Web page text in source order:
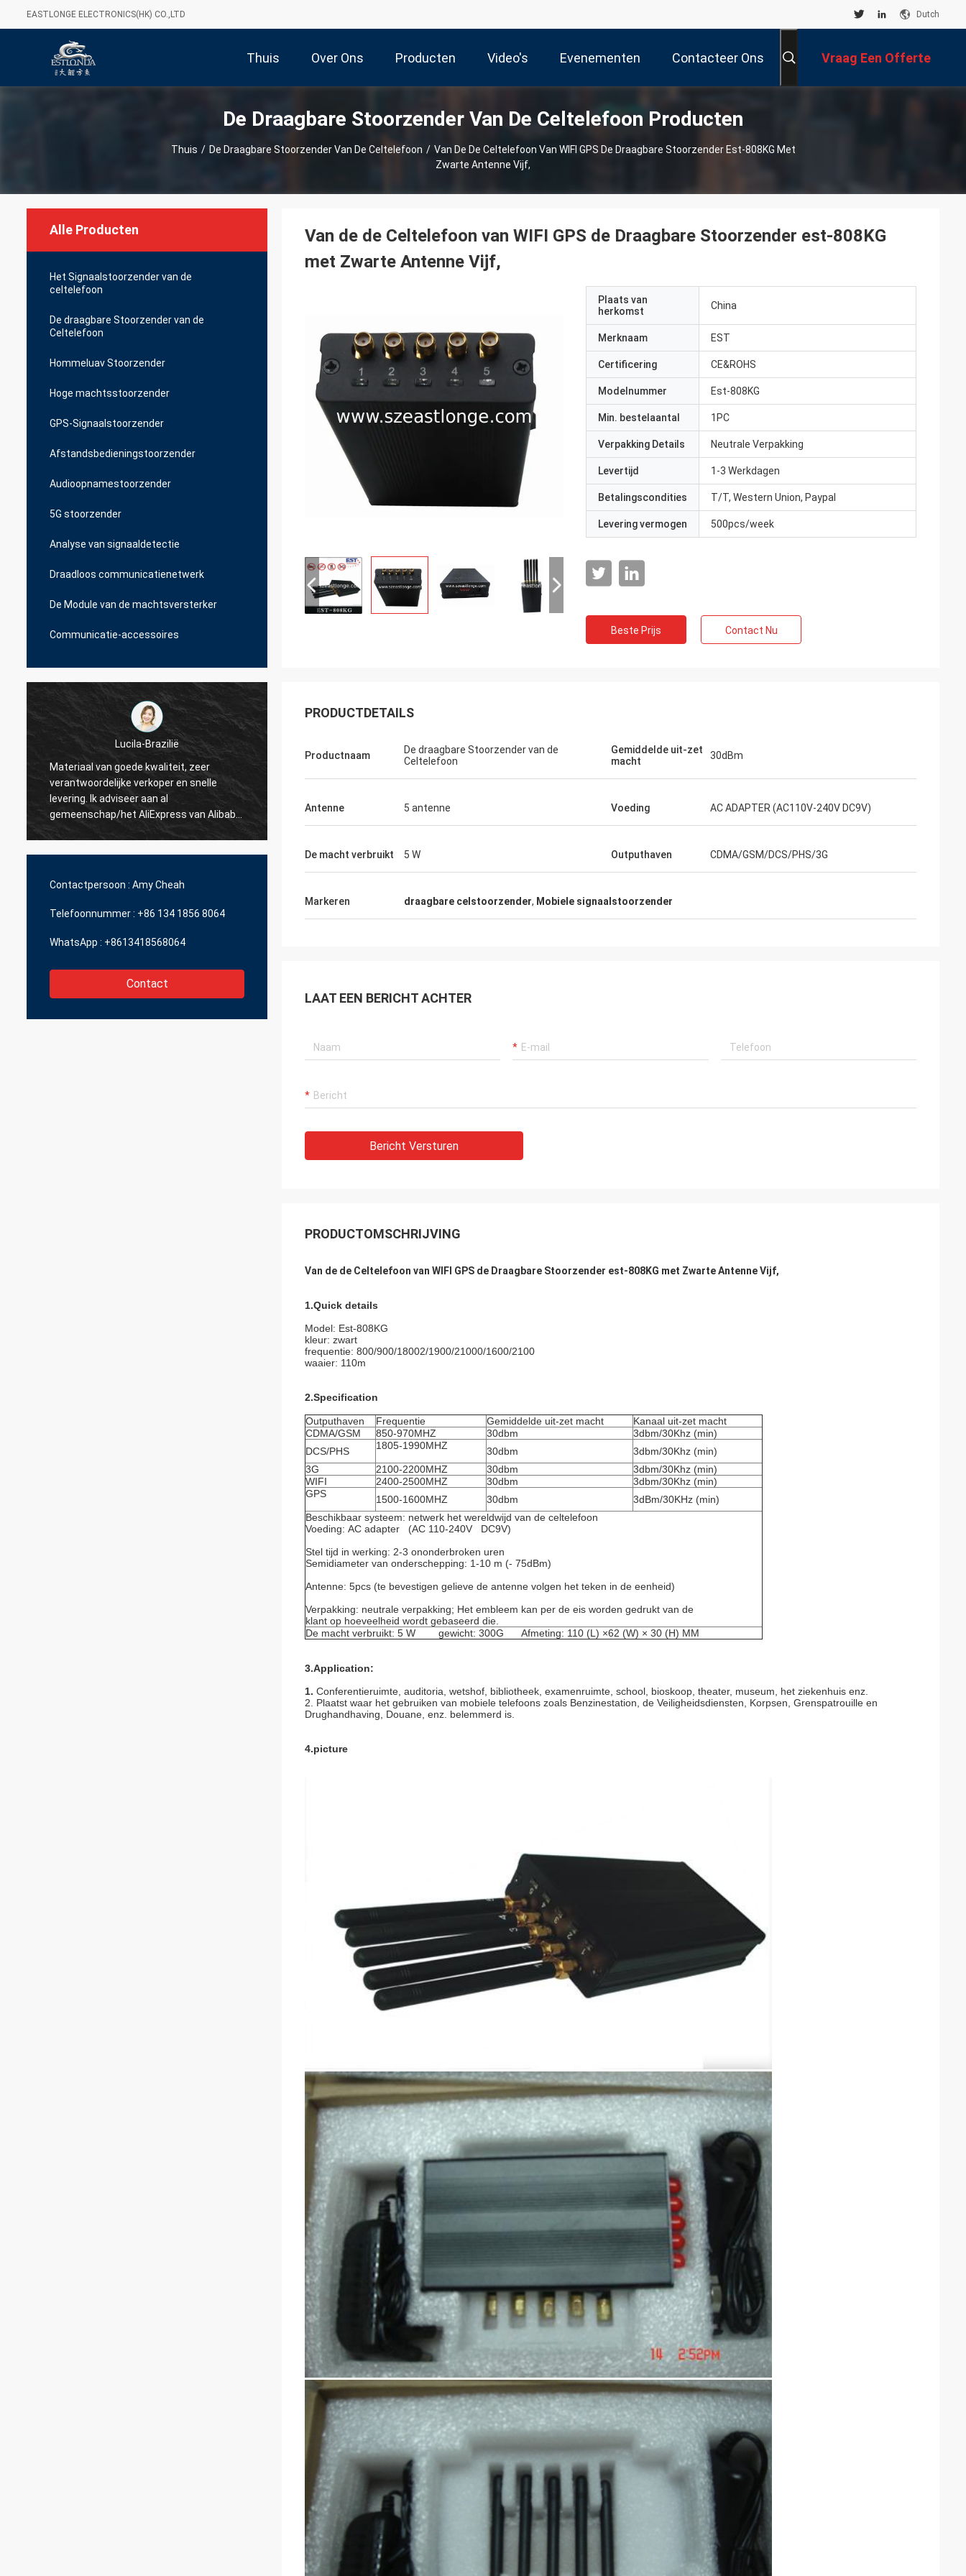
EASTLONGE ELECTRONICS(HK) CO.,LTD Dutch
Thuis Over Ons Producten Video's Evenementen Contacteer Ons Vraag Een Offerte
De Draagbare Stoorzender Van De Celtelefoon Producten
Thuis / De Draagbare Stoorzender Van De Celtelefoon / Van De De Celtelefoon Van WIFI GPS De Draagbare Stoorzender Est-808KG Met
Zwarte Antenne Vijf,
Alle Producten
Het Signaalstoorzender van de
celtelefoon
De draagbare Stoorzender van de
Celtelefoon
Hommeluav Stoorzender
Hoge machtsstoorzender
GPS-Signaalstoorzender
Afstandsbedieningstoorzender
Audioopnamestoorzender
5G stoorzender
Analyse van signaaldetectie
Draadloos communicatienetwerk
De Module van de machtsversterker
Communicatie-accessoires
Hamadivo-Frankrijk
Bestseller, goede transactie en snelle
levertijd
Lans-Canada
Contactpersoon : Amy Cheah
Telefoonnummer : +86 134 1856 8064
WhatsApp : +8613418568064
Contact
Van de de Celtelefoon van WIFI GPS de Draagbare Stoorzender est-808KG
met Zwarte Antenne Vijf,
Plaats van
herkomst
China
Merknaam EST
Certificering CE&ROHS
Modelnummer Est-808KG
Min. bestelaantal 1PC
Verpakking Details Neutrale Verpakking
Levertijd 1-3 Werkdagen
Betalingscondities T/T, Western Union, Paypal
Levering vermogen 500pcs/week
Beste Prijs Contact Nu
PRODUCTDETAILS
Productnaam
De draagbare Stoorzender van de
Celtelefoon
Gemiddelde uit-zet
macht
30dBm
Antenne 5 antenne Voeding AC ADAPTER (AC110V-240V DC9V)
De macht verbruikt 5 W Outputhaven CDMA/GSM/DCS/PHS/3G
Markeren draagbare celstoorzender, Mobiele signaalstoorzender
LAAT EEN BERICHT ACHTER
Bericht Versturen
PRODUCTOMSCHRIJVING
Van de de Celtelefoon van WIFI GPS de Draagbare Stoorzender est-808KG met Zwarte Antenne Vijf,
1.Quick details
Model: Est-808KG
kleur: zwart
frequentie: 800/900/18002/1900/21000/1600/2100
waaier: 110m
2.Specification
Outputhaven Frequentie Gemiddelde uit-zet macht
Kanaal uit-zet macht
CDMA/GSM
850-970MHZ 30dbm
3dbm/30Khz (min)
DCS/PHS
1805-1990MHZ 30dbm
3dbm/30Khz (min)
3G
2100-2200MHZ 30dbm
3dbm/30Khz (min)
WIFI
2400-2500MHZ 30dbm
3dbm/30Khz (min)
GPS
1500-1600MHZ 30dbm
3dBm/30KHz (min)
Beschikbaar systeem: netwerk het wereldwijd van de celtelefoon
Voeding: AC adapter (AC 110-240V DC9V)
Stel tijd in werking: 2-3 ononderbroken uren
Semidiameter van onderschepping: 1-10 m (- 75dBm)
Antenne: 5pcs (te bevestigen gelieve de antenne volgen het teken in de eenheid)
Verpakking: neutrale verpakking; Het embleem kan per de eis worden gedrukt van de
klant op hoeveelheid wordt gebaseerd die.
De macht verbruikt: 5 W gewicht: 300G Afmeting: 110 (L) ×62 (W) × 30 (H) MM
3.Application:
1. Conferentieruimte, auditoria, wetshof, bibliotheek, examenruimte, school, bioskoop, theater, museum, het ziekenhuis enz.
2. Plaatst waar het gebruiken van mobiele telefoons zoals Benzinestation, de Veiligheidsdiensten, Korpsen, Grenspatrouille en
Drughandhaving, Douane, enz. belemmerd is.
4.picture